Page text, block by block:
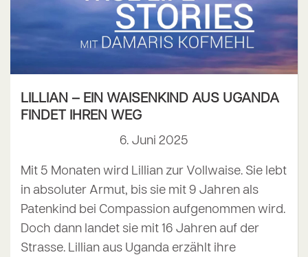
LILLIAN – EIN WAISENKIND AUS UGANDA
FINDET IHREN WEG
6. Juni 2025
Mit 5 Monaten wird Lillian zur Vollwaise. Sie lebt
in absoluter Armut, bis sie mit 9 Jahren als
Patenkind bei Compassion aufgenommen wird.
Doch dann landet sie mit 16 Jahren auf der
Strasse. Lillian aus Uganda erzählt ihre